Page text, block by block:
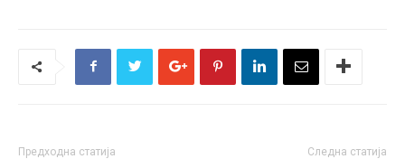
Предходна статија Следна статија